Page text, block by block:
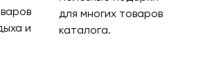
и
для многих товаров
каталога.